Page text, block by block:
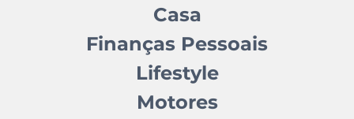
Casa
Finanças Pessoais
Lifestyle
Motores